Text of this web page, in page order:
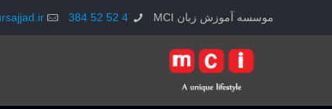
موسسه آموزش زبان MCI 4 52 52 384